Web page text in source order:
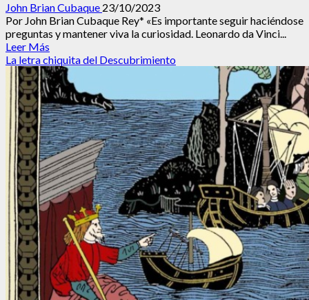
John Brian Cubaque 23/10/2023
Por John Brian Cubaque Rey* «Es importante seguir haciéndose
preguntas y mantener viva la curiosidad. Leonardo da Vinci...
Leer Más
más
acerca
de
Vacuna
contra
el
Covid-
19,
Nobel
de
Medicina
2023
La letra chiquita del Descubrimiento